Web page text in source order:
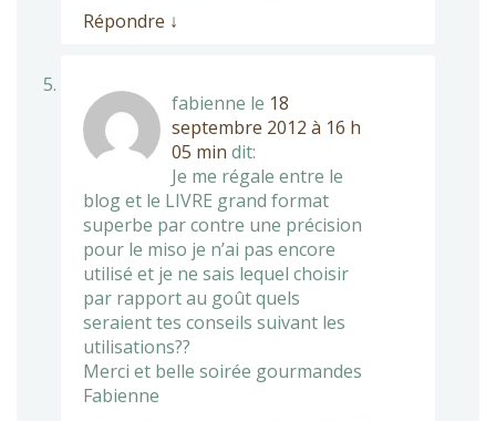
Répondre ↓
fabienne le 18
septembre 2012 à 16 h
05 min dit:
Je me régale entre le
blog et le LIVRE grand format
superbe par contre une précision
pour le miso je n’ai pas encore
utilisé et je ne sais lequel choisir
par rapport au goût quels
seraient tes conseils suivant les
utilisations??
Merci et belle soirée gourmandes
Fabienne